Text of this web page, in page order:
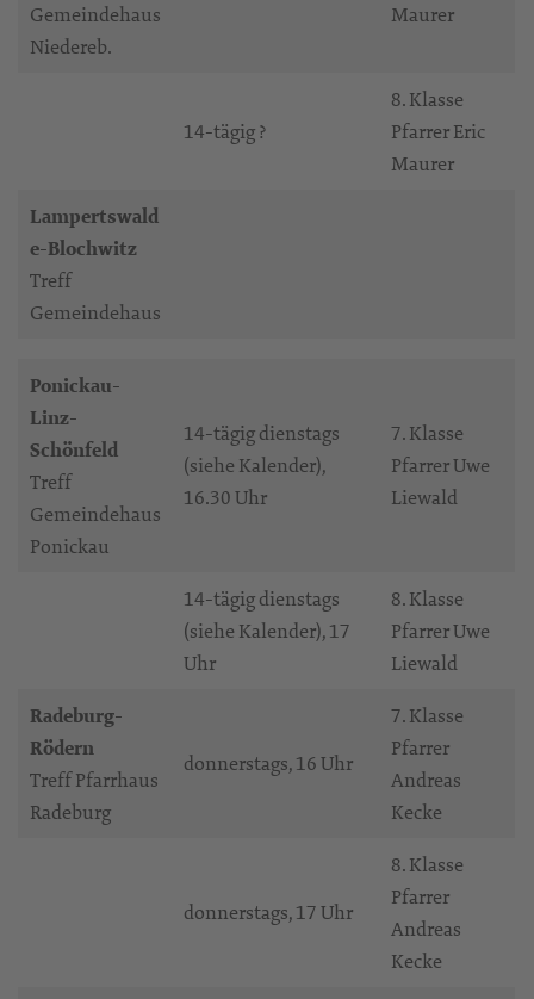
Gemeindehaus
Niedereb.
Maurer
14-tägig ?
8. Klasse
Pfarrer Eric
Maurer
Lampertswald
e-Blochwitz
Treff
Gemeindehaus
Ponickau-
Linz-
Schönfeld
Treff
Gemeindehaus
Ponickau
14-tägig dienstags
(siehe Kalender),
16.30 Uhr
7. Klasse
Pfarrer Uwe
Liewald
14-tägig dienstags
(siehe Kalender), 17
Uhr
8. Klasse
Pfarrer Uwe
Liewald
Radeburg-
Rödern
Treff Pfarrhaus
Radeburg
donnerstags, 16 Uhr
7. Klasse
Pfarrer
Andreas
Kecke
donnerstags, 17 Uhr
8. Klasse
Pfarrer
Andreas
Kecke